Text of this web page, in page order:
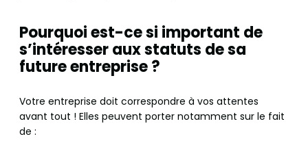
Pourquoi est-ce si important de
s’intéresser aux statuts de sa
future entreprise ?
Votre entreprise doit correspondre à vos attentes
avant tout ! Elles peuvent porter notamment sur le fait
de :